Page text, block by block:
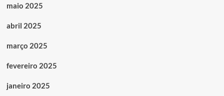
maio 2025
abril 2025
março 2025
fevereiro 2025
janeiro 2025